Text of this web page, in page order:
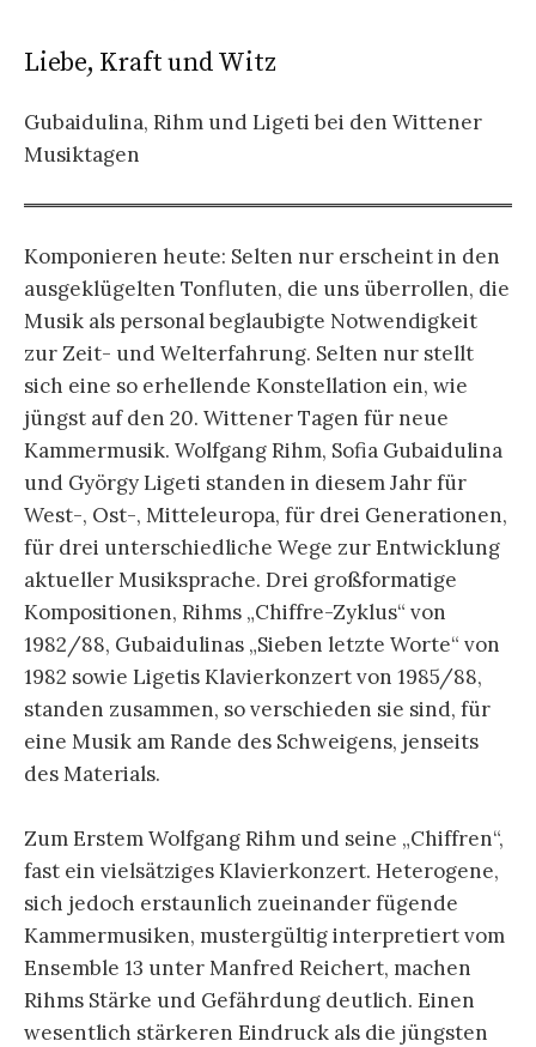
Liebe, Kraft und Witz
Gubaidulina, Rihm und Ligeti bei den Wittener
Musiktagen
Komponieren heute: Selten nur erscheint in den
ausgeklügelten Tonfluten, die uns überrollen, die
Musik als personal beglaubigte Notwendigkeit
zur Zeit- und Welterfahrung. Selten nur stellt
sich eine so erhellende Konstellation ein, wie
jüngst auf den 20. Wittener Tagen für neue
Kammermusik. Wolfgang Rihm, Sofia Gubaidulina
und György Ligeti standen in diesem Jahr für
West-, Ost-, Mitteleuropa, für drei Generationen,
für drei unterschiedliche Wege zur Entwicklung
aktueller Musiksprache. Drei großformatige
Kompositionen, Rihms „Chiffre-Zyklus“ von
1982/88, Gubaidulinas „Sieben letzte Worte“ von
1982 sowie Ligetis Klavierkonzert von 1985/88,
standen zusammen, so verschieden sie sind, für
eine Musik am Rande des Schweigens, jenseits
des Materials.
Zum Erstem Wolfgang Rihm und seine „Chiffren“,
fast ein vielsätziges Klavierkonzert. Heterogene,
sich jedoch erstaunlich zueinander fügende
Kammermusiken, mustergültig interpretiert vom
Ensemble 13 unter Manfred Reichert, machen
Rihms Stärke und Gefährdung deutlich. Einen
wesentlich stärkeren Eindruck als die jüngsten